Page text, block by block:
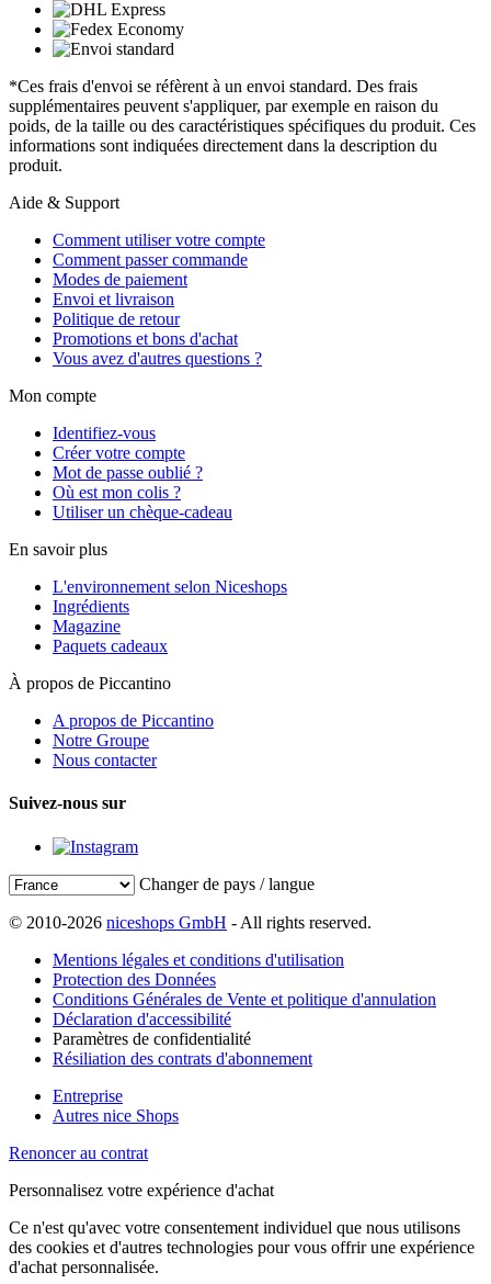
*Ces frais d'envoi se réfèrent à un envoi standard. Des frais
supplémentaires peuvent s'appliquer, par exemple en raison du
poids, de la taille ou des caractéristiques spécifiques du produit. Ces
informations sont indiquées directement dans la description du
produit.
Aide & Support
Comment utiliser votre compte
Comment passer commande
Modes de paiement
Envoi et livraison
Politique de retour
Promotions et bons d'achat
Vous avez d'autres questions ?
Mon compte
Identifiez-vous
Créer votre compte
Mot de passe oublié ?
Où est mon colis ?
Utiliser un chèque-cadeau
En savoir plus
L'environnement selon Niceshops
Ingrédients
Magazine
Paquets cadeaux
À propos de Piccantino
A propos de Piccantino
Notre Groupe
Nous contacter
Suivez-nous sur
Changer de pays / langue
© 2010-2026 niceshops GmbH - All rights reserved.
Mentions légales et conditions d'utilisation
Protection des Données
Conditions Générales de Vente et politique d'annulation
Déclaration d'accessibilité
Paramètres de confidentialité
Résiliation des contrats d'abonnement
Entreprise
Autres nice Shops
Renoncer au contrat
Personnalisez votre expérience d'achat
Ce n'est qu'avec votre consentement individuel que nous utilisons
des cookies et d'autres technologies pour vous offrir une expérience
d'achat personnalisée.